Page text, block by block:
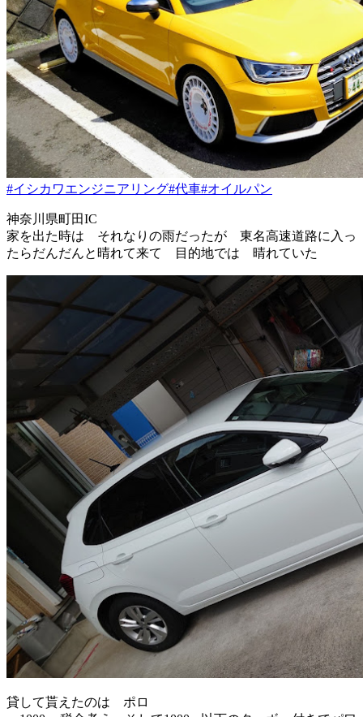
#イシカワエンジニアリング#代車#オイルパン
神奈川県町田IC
家を出た時は それなりの雨だったが 東名高速道路に入っ
たらだんだんと晴れて来て 目的地では 晴れていた
貸して貰えたのは ポロ